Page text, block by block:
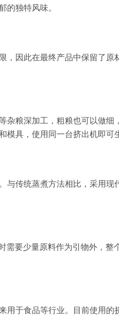
独特风味。
因此在最终产品中保留了原
粮深加工，粗粮也可以做细
具，使用同一台挤出机即可
传统蒸煮方法相比，采用
要少量原料作为引物外，整
于食品等行业。目前使用